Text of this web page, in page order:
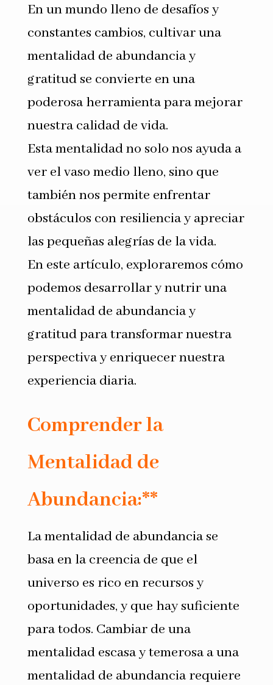
En un mundo lleno de desafíos y
constantes cambios, cultivar una
mentalidad de abundancia y
gratitud se convierte en una
poderosa herramienta para mejorar
nuestra calidad de vida.
Esta mentalidad no solo nos ayuda a
ver el vaso medio lleno, sino que
también nos permite enfrentar
obstáculos con resiliencia y apreciar
las pequeñas alegrías de la vida.
En este artículo, exploraremos cómo
podemos desarrollar y nutrir una
mentalidad de abundancia y
gratitud para transformar nuestra
perspectiva y enriquecer nuestra
experiencia diaria.
Comprender la
Mentalidad de
Abundancia:**
La mentalidad de abundancia se
basa en la creencia de que el
universo es rico en recursos y
oportunidades, y que hay suficiente
para todos. Cambiar de una
mentalidad escasa y temerosa a una
mentalidad de abundancia requiere